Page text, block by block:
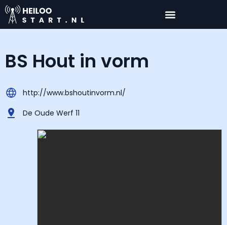
BS Hout in vorm
http://www.bshoutinvorm.nl/
De Oude Werf 11